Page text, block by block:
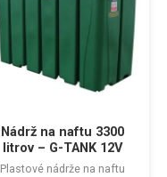
Nádrž na naftu 3300
litrov – G-TANK 12V
Plastové nádrže na naftu